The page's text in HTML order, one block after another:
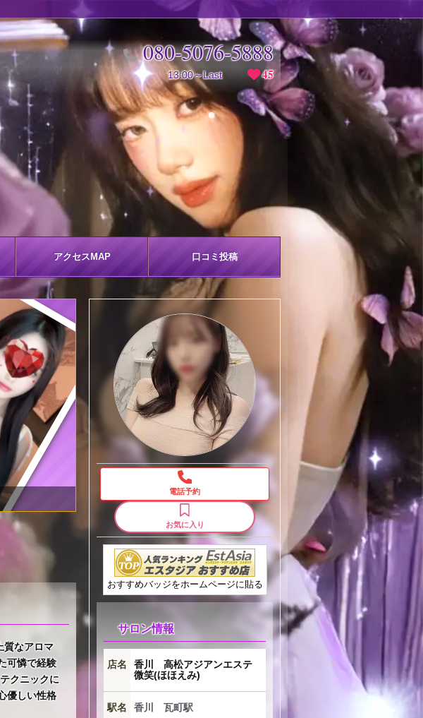
080-5076-5888
13:00～Last 45
アクセス MAP 口コミ投稿
質なアロマ
可憐で経験
クニックに
優しい性格
電話予約
お気に入り
おすすめバッジをホームページに貼る
サロン情報
店名
香川 高松アジアンエステ
微笑(ほほえみ)
駅名 香川 瓦町駅